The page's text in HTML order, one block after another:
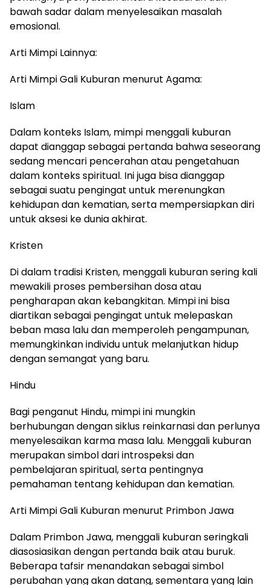
bawah sadar dalam menyelesaikan masalah
emosional.
Arti Mimpi Lainnya:
Arti Mimpi Gali Kuburan menurut Agama:
Islam
Dalam konteks Islam, mimpi menggali kuburan
dapat dianggap sebagai pertanda bahwa seseorang
sedang mencari pencerahan atau pengetahuan
dalam konteks spiritual. Ini juga bisa dianggap
sebagai suatu pengingat untuk merenungkan
kehidupan dan kematian, serta mempersiapkan diri
untuk aksesi ke dunia akhirat.
Kristen
Di dalam tradisi Kristen, menggali kuburan sering kali
mewakili proses pembersihan dosa atau
pengharapan akan kebangkitan. Mimpi ini bisa
diartikan sebagai pengingat untuk melepaskan
beban masa lalu dan memperoleh pengampunan,
memungkinkan individu untuk melanjutkan hidup
dengan semangat yang baru.
Hindu
Bagi penganut Hindu, mimpi ini mungkin
berhubungan dengan siklus reinkarnasi dan perlunya
menyelesaikan karma masa lalu. Menggali kuburan
merupakan simbol dari introspeksi dan
pembelajaran spiritual, serta pentingnya
pemahaman tentang kehidupan dan kematian.
Arti Mimpi Gali Kuburan menurut Primbon Jawa
Dalam Primbon Jawa, menggali kuburan seringkali
diasosiasikan dengan pertanda baik atau buruk.
Beberapa tafsir menandakan sebagai simbol
perubahan yang akan datang, sementara yang lain